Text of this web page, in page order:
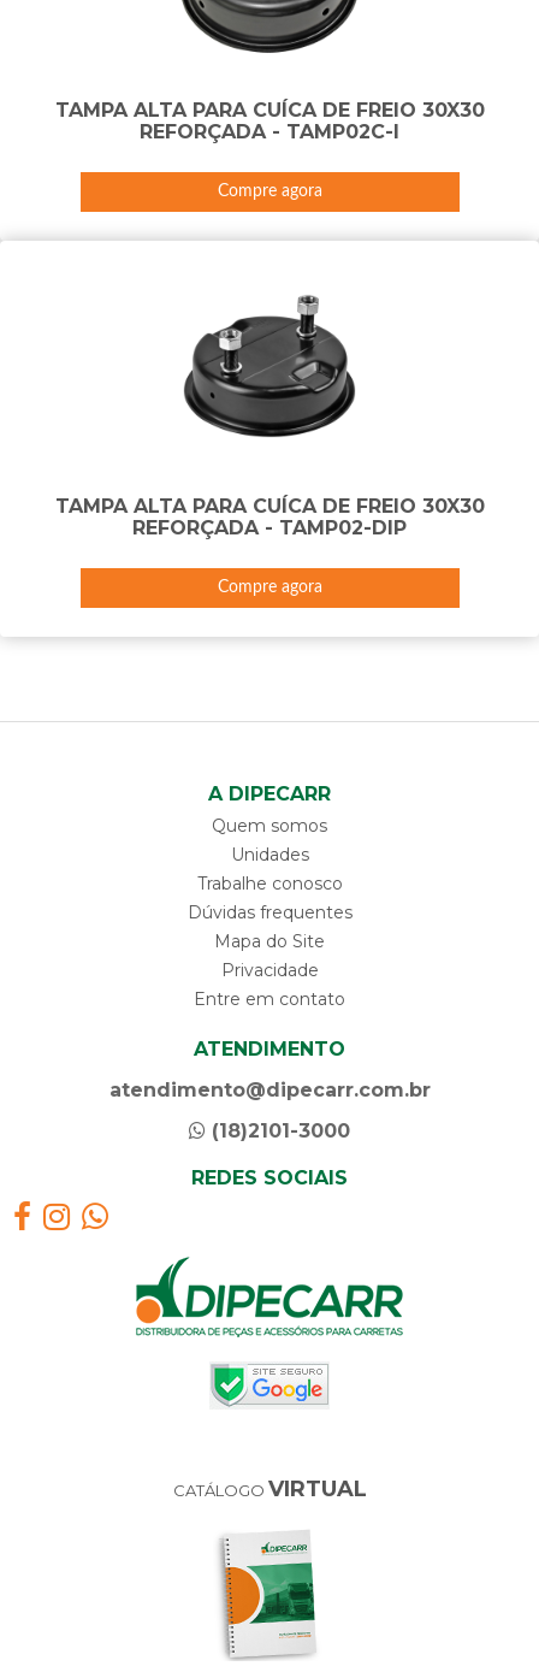
TAMPA ALTA PARA CUÍCA DE FREIO 30X30
REFORÇADA - TAMP02C-I
Compre agora
TAMPA ALTA PARA CUÍCA DE FREIO 30X30
REFORÇADA - TAMP02-DIP
Compre agora
A DIPECARR
Quem somos
Unidades
Trabalhe conosco
Dúvidas frequentes
Mapa do Site
Privacidade
Entre em contato
ATENDIMENTO
atendimento@dipecarr.com.br
(18)2101-3000
REDES SOCIAIS
CATÁLOGO VIRTUAL